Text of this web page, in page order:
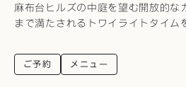
麻布台ヒルズの中庭を望む開放的な
まで満たされるトワイライトタイム
ご予約 メニュー